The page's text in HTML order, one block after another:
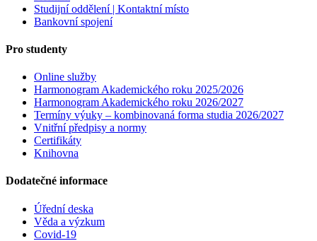
Studijní oddělení | Kontaktní místo
Bankovní spojení
Pro studenty
Online služby
Harmonogram Akademického roku 2025/2026
Harmonogram Akademického roku 2026/2027
Termíny výuky – kombinovaná forma studia 2026/2027
Vnitřní předpisy a normy
Certifikáty
Knihovna
Dodatečné informace
Úřední deska
Věda a výzkum
Covid-19